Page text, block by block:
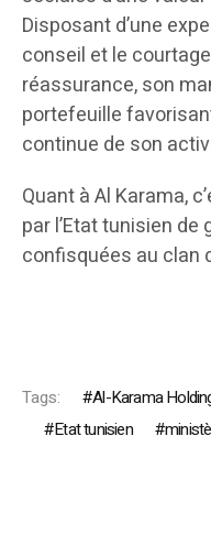
Disposant d’une
conseil et le
réassurance, son
portefeuille
continue de son
Quant à Al Karama,
par l’Etat tunisien
confisquées au clan
Tags: Al-Karama
Etat tunisien